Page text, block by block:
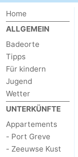
Home
ALLGEMEIN
Badeorte
Tipps
Für kindern
Jugend
Wetter
UNTERKÜNFTE
Appartements
- Port Greve
- Zeeuwse Kust